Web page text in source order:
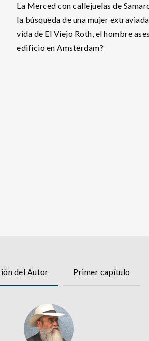
La Merced con callejuelas de
la búsqueda de una mujer
vida de El Viejo Roth, el hombre
edificio en Amsterdam?
del Autor Primer capítulo